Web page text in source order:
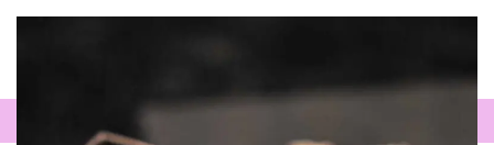
FREUEN UNS ÜBER EINE BEWERTUNG!